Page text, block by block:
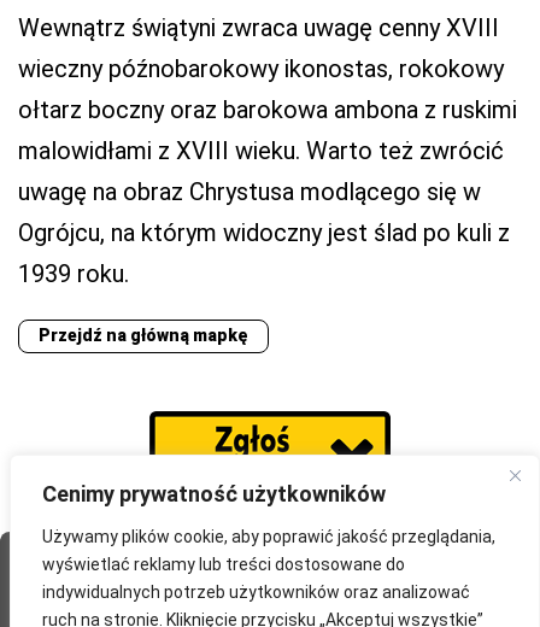
Cenimy prywatność użytkowników
Używamy plików cookie, aby poprawić jakość przeglądania,
wyświetlać reklamy lub treści dostosowane do
indywidualnych potrzeb użytkowników oraz analizować
ruch na stronie. Kliknięcie przycisku „Akceptuj wszystkie”
Wewnątrz świątyni zwraca uwagę cenny XVIII
wieczny późnobarokowy ikonostas, rokokowy
ołtarz boczny oraz barokowa ambona z ruskimi
malowidłami z XVIII wieku. Warto też zwrócić
uwagę na obraz Chrystusa modlącego się w
Ogrójcu, na którym widoczny jest ślad po kuli z
1939 roku.
Przejdź na główną mapkę
Strona Główna O portalu Współpraca
Partnerzy
Blog Polityka prywatności